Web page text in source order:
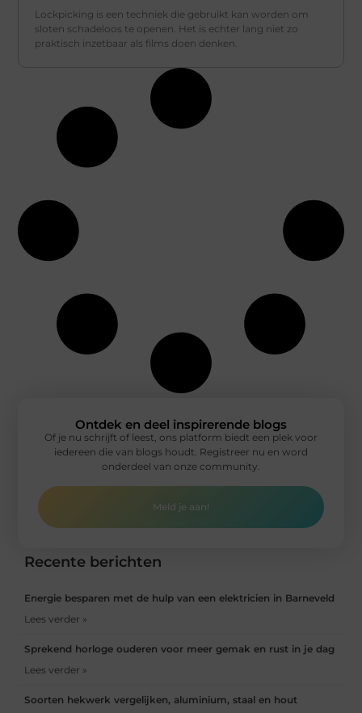
Lockpicking is een techniek die gebruikt kan worden om
sloten schadeloos te openen. Het is echter lang niet zo
praktisch inzetbaar als films doen denken.
Recente berichten
Energie besparen met de hulp van een elektricien in Barneveld
Lees verder »
Sprekend horloge ouderen voor meer gemak en rust in je dag
Lees verder »
Soorten hekwerk vergelijken, aluminium, staal en hout
Ontdek en deel inspirerende blogs
Of je nu schrijft of leest, ons platform biedt een plek voor
iedereen die van blogs houdt. Registreer nu en word
onderdeel van onze community.
Meld je aan!